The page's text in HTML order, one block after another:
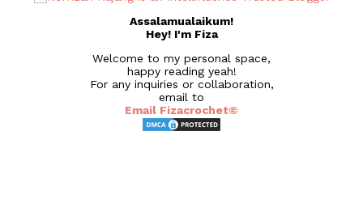
Assalamualaikum!
Hey! I'm Fiza
Welcome to my personal space,
happy reading yeah!
For any inquiries or collaboration,
email to
Email Fizacrochet©